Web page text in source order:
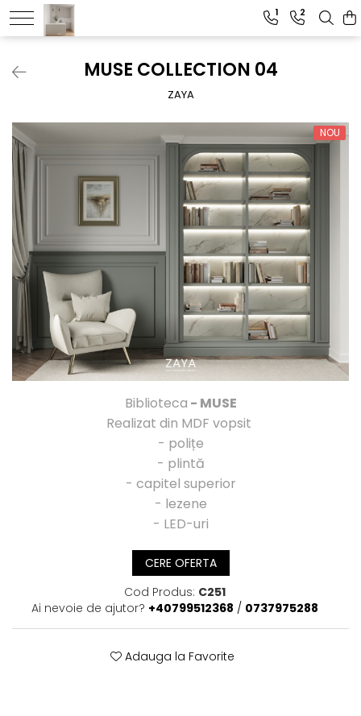
1 2
MUSE COLLECTION 04
ZAYA
NOU
Biblioteca - MUSE
Realizat din MDF vopsit
- polițe
- plintă
- capitel superior
- lezene
- LED-uri
CERE OFERTA
Cod Produs: C251
Ai nevoie de ajutor? +40799512368 / 0737975288
Adauga la Favorite